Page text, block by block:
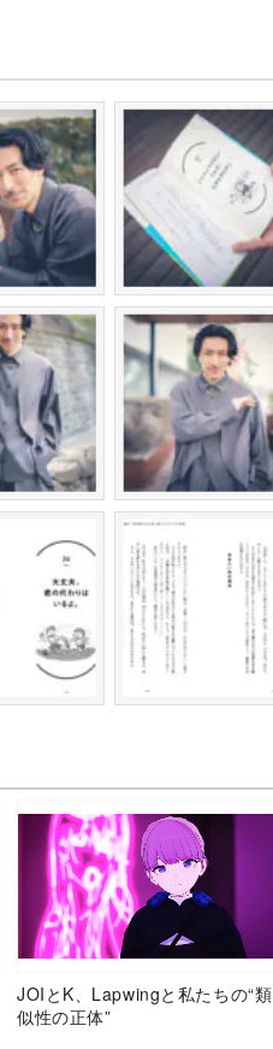
JOIとK、Lapwingと私たちの“類
似性の正体”